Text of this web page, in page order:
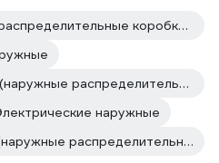
Пластиковые (наружные распределительные коробки открытой установки)
Для наружного монтажа (наружные распределительные коробки открытой установки)
наружные
Для открытой проводки (наружные распределительные коробки открытой установки)